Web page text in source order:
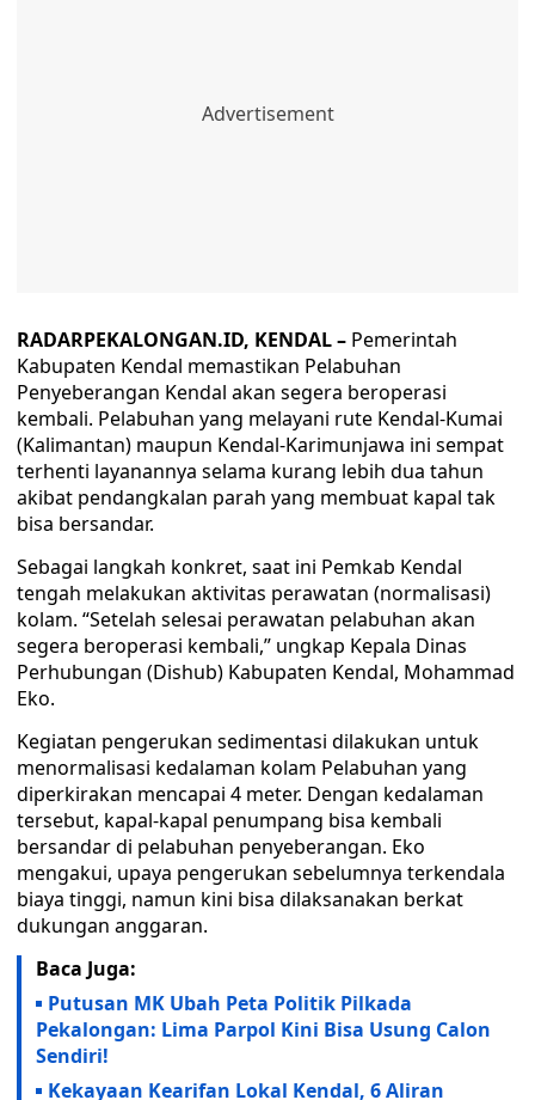
RADARPEKALONGAN.ID, KENDAL – Pemerintah
Kabupaten Kendal memastikan Pelabuhan
Penyeberangan Kendal akan segera beroperasi
kembali. Pelabuhan yang melayani rute Kendal-Kumai
(Kalimantan) maupun Kendal-Karimunjawa ini sempat
terhenti layanannya selama kurang lebih dua tahun
akibat pendangkalan parah yang membuat kapal tak
bisa bersandar.
Sebagai langkah konkret, saat ini Pemkab Kendal
tengah melakukan aktivitas perawatan (normalisasi)
kolam. “Setelah selesai perawatan pelabuhan akan
segera beroperasi kembali,” ungkap Kepala Dinas
Perhubungan (Dishub) Kabupaten Kendal, Mohammad
Eko.
Kegiatan pengerukan sedimentasi dilakukan untuk
menormalisasi kedalaman kolam Pelabuhan yang
diperkirakan mencapai 4 meter. Dengan kedalaman
tersebut, kapal-kapal penumpang bisa kembali
bersandar di pelabuhan penyeberangan. Eko
mengakui, upaya pengerukan sebelumnya terkendala
biaya tinggi, namun kini bisa dilaksanakan berkat
dukungan anggaran.
Baca Juga:
Putusan MK Ubah Peta Politik Pilkada
Pekalongan: Lima Parpol Kini Bisa Usung Calon
Sendiri!
Kekayaan Kearifan Lokal Kendal, 6 Aliran